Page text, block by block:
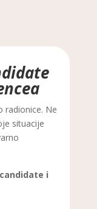
radionice. Ne
situacije
i